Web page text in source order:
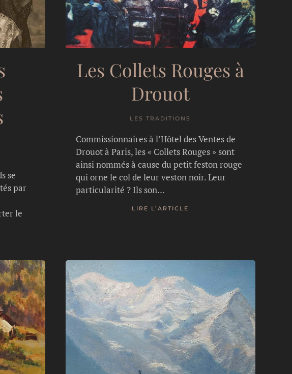
se
par
le
Les Collets Rouges à
Drouot
LES TRADITIONS
Commissionnaires à l’Hôtel des Ventes de
Drouot à Paris, les « Collets Rouges » sont
ainsi nommés à cause du petit feston rouge
qui orne le col de leur veston noir. Leur
particularité ? Ils son…
LIRE L’ARTICLE